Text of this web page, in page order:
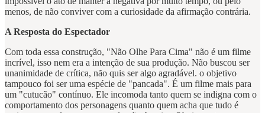
menos, de não conviver com a curiosidade da afirmação contrária.
A Resposta do Espectador
Com toda essa construção, "Não Olhe Para Cima" não é um filme
incrível, isso nem era a intenção de sua produção. Não buscou ser
unanimidade de crítica, não quis ser algo agradável. o objetivo
tampouco foi ser uma espécie de "pancada". É um filme mais para
um "cutucão" contínuo. Ele incomoda tanto quem se indigna com o
comportamento dos personagens quanto quem acha que tudo é